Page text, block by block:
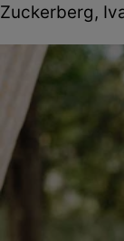
Zuckerberg,